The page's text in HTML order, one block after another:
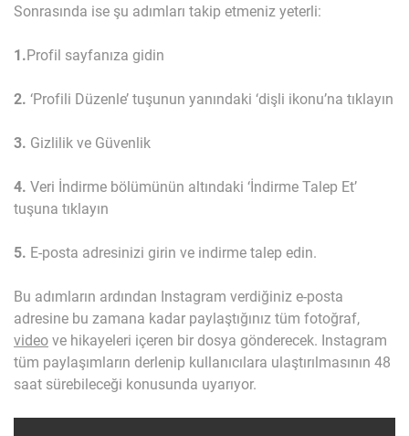
Sonrasında ise şu adımları takip etmeniz yeterli:
1. Profil sayfanıza gidin
2. ‘Profili Düzenle’ tuşunun yanındaki ‘dişli ikonu’na tıklayın
3. Gizlilik ve Güvenlik
4. Veri İndirme bölümünün altındaki ‘İndirme Talep Et’
tuşuna tıklayın
5. E-posta adresinizi girin ve indirme talep edin.
Bu adımların ardından Instagram verdiğiniz e-posta
adresine bu zamana kadar paylaştığınız tüm fotoğraf,
video ve hikayeleri içeren bir dosya gönderecek. Instagram
tüm paylaşımların derlenip kullanıcılara ulaştırılmasının 48
saat sürebileceği konusunda uyarıyor.